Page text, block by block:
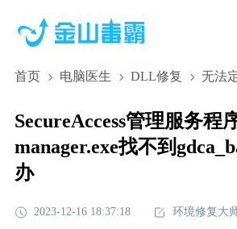
首页 电脑医生 DLL修复 无法
SecureAccess管理服务程
manager.exe找不到
办
2023-12-16 18:37:18 环境修复大